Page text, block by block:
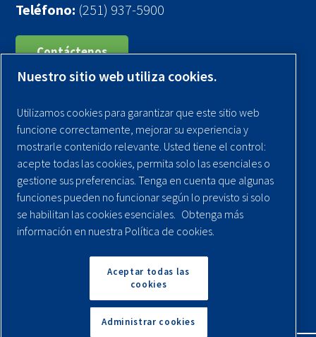
Teléfono: (251) 937-5900
Contáctenos
Aviso legal
Garantías
Política de privacidad
Términos y Condiciones
Mapa del sitio
© 2026 Quincy Compressor. Todos los derechos
Volver arriba
Nuestro sitio web utiliza cookies.
Utilizamos cookies para garantizar que este sitio web
funcione correctamente, mejorar su experiencia y
mostrarle contenido relevante. Usted tiene el control:
acepte todas las cookies, permita solo las esenciales o
gestione sus preferencias. Tenga en cuenta que algunas
funciones pueden no funcionar según lo previsto si solo
se habilitan las cookies esenciales. Obtenga más
información en nuestra Política de cookies.
Aceptar todas las
cookies
Administrar cookies